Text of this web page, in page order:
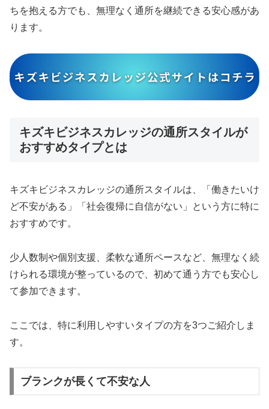
ちを抱える方でも、無理なく通所を継続できる安心感があ
ります。
キズキビジネスカレッジの通所スタイルが
おすすめタイプとは
キズキビジネスカレッジの通所スタイルは、「働きたいけ
ど不安がある」「社会復帰に自信がない」という方に特に
おすすめです。
少人数制や個別支援、柔軟な通所ペースなど、無理なく続
けられる環境が整っているので、初めて通う方でも安心し
て参加できます。
ここでは、特に利用しやすいタイプの方を3つご紹介しま
す。
ブランクが長くて不安な人